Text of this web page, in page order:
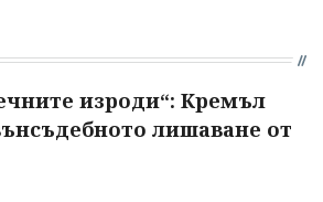
изроди“: Кремъл
лишаване от